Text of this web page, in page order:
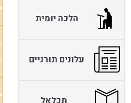
הלכה יומית
עלונים תורניים